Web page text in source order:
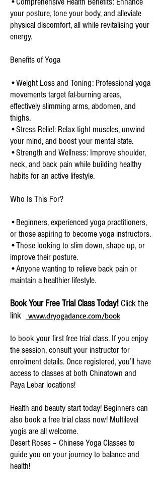
your posture, tone your body, and alleviate
physical discomfort, all while revitalising your
energy.
Benefits of Yoga
•Weight Loss and Toning: Professional yoga
movements target fat-burning areas,
effectively slimming arms, abdomen, and
thighs.
•Stress Relief: Relax tight muscles, unwind
your mind, and boost your mental state.
•Strength and Wellness: Improve shoulder,
neck, and back pain while building healthy
habits for an active lifestyle.
Who Is This For?
•Beginners, experienced yoga practitioners,
or those aspiring to become yoga instructors.
•Those looking to slim down, shape up, or
improve their posture.
•Anyone wanting to relieve back pain or
maintain a healthier lifestyle.
Book Your Free Trial Class Today!Click the
link
www.dryogadance.com/book
to book your first free trial class. If you enjoy
the session, consult your instructor for
enrolment details. Once registered, you’ll have
access to classes at both Chinatown and
Paya Lebar locations!
Health and beauty start today! Beginners can
also book a free trial class now! Multilevel
yogis are all welcome.
Desert Roses – Chinese Yoga Classes to
guide you on your journey to balance and
health!